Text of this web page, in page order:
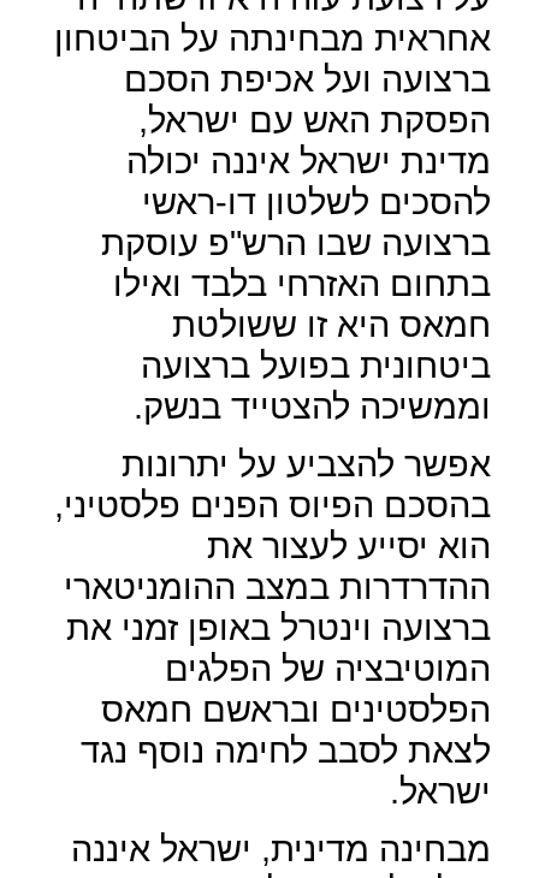
אחראית מבחינתה על הביטחון
ברצועה ועל אכיפת הסכם
הפסקת האש עם ישראל,
מדינת ישראל איננה יכולה
להסכים לשלטון דו-ראשי
ברצועה שבו הרש"פ עוסקת
בתחום האזרחי בלבד ואילו
חמאס היא זו ששולטת
ביטחונית בפועל ברצועה
וממשיכה להצטייד בנשק.
אפשר להצביע על יתרונות
בהסכם הפיוס הפנים פלסטיני,
הוא יסייע לעצור את
ההדרדרות במצב ההומניטארי
ברצועה וינטרל באופן זמני את
המוטיבציה של הפלגים
הפלסטינים ובראשם חמאס
לצאת לסבב לחימה נוסף נגד
ישראל.
מבחינה מדינית, ישראל איננה